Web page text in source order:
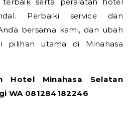
Perbaiki service dan
bersama kami, dan ubah
pilihan utama di Minahasa
Hotel Minahasa Selatan
WA 081284182246